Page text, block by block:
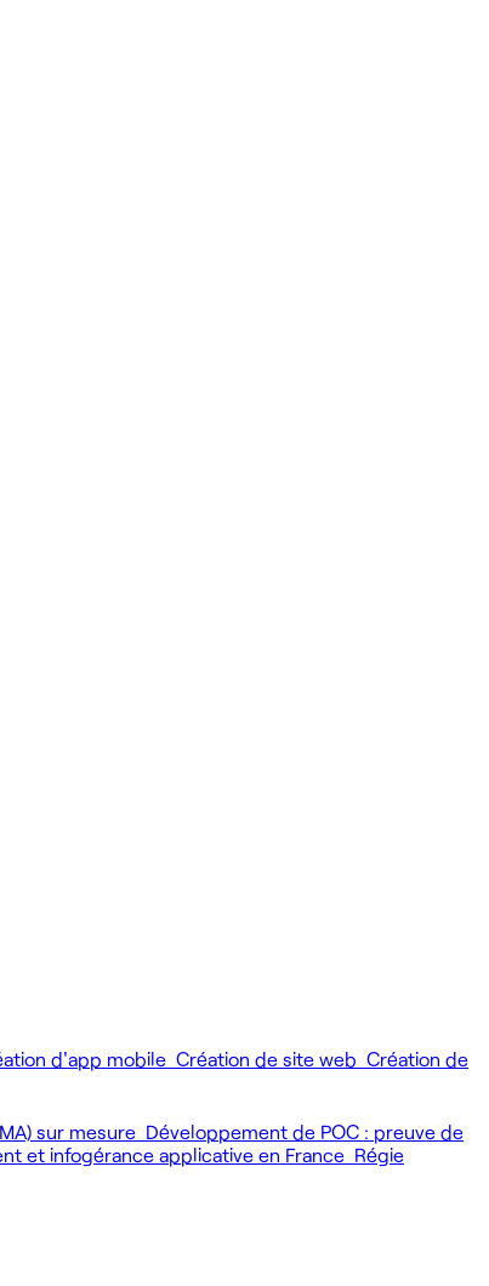
d'app mobile Création de site web Création de
sur mesure Développement de POC : preuve de
et infogérance applicative en France Régie